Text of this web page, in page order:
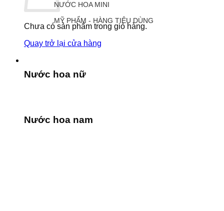
Chưa có sản phẩm trong giỏ hàng.
Quay trở lại cửa hàng
NƯỚC HOA MINI
MỸ PHẨM - HÀNG TIÊU DÙNG
Nước hoa nữ
Nước hoa nam